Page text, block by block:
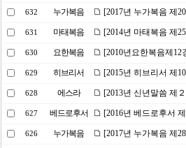
632 누가복음 [2017년 누가복음 제
631 마태복음 [2014년 마태복음 제
630 요한복음 [2010년요한복음제12
629 히브리서 [2015년 히브리서 제
628 에스라 [2013년 신년말씀 제
627 베드로후서 [2016년 베드로후서
626 누가복음 [2017년 누가복음 제